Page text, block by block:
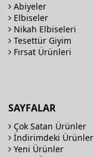
Abiyeler
Elbiseler
Nikah Elbiseleri
Tesettür Giyim
Fırsat Ürünleri
SAYFALAR
Çok Satan Ürünler
İndirimdeki Ürünler
Yeni Ürünler